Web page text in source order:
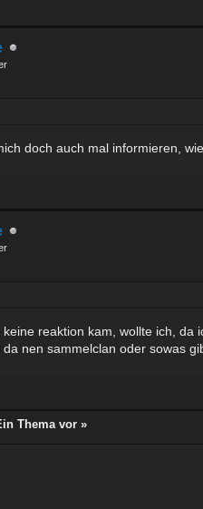
doch auch mal informieren,
reaktion kam, wollte ich,
nen sammelclan oder sowas
Thema vor »